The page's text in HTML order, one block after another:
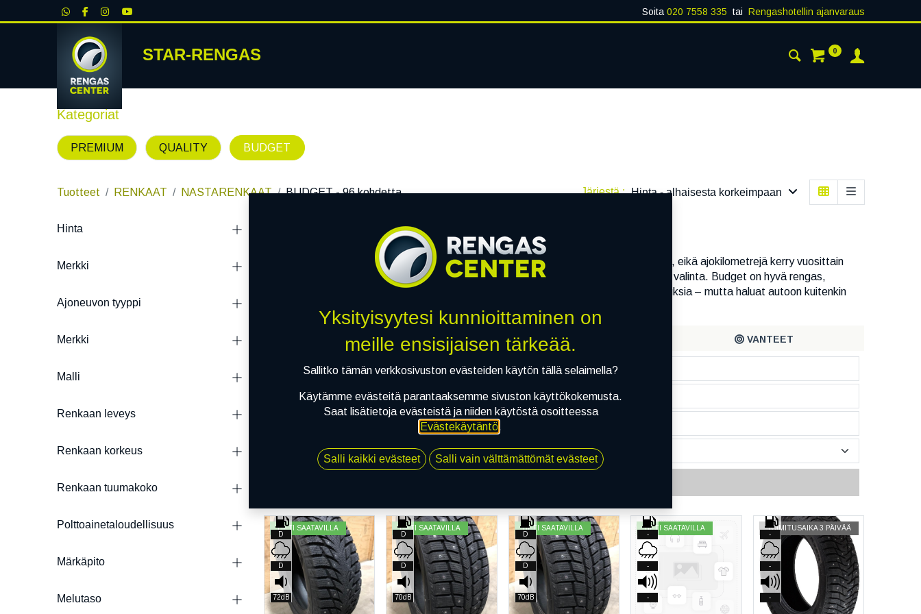
Soita 020 7558 335 tai Rengashotellin ajanvaraus
STAR-RENGAS 0
Kategoriat
PREMIUM QUALITY BUDGET
Tuotteet RENKAAT NASTARENKAAT BUDGET- 96 kohdetta Järjestä : Hinta - alhaisesta korkeimpaan
Hinta
Merkki
Ajoneuvon tyyppi
Merkki
Malli
Renkaan leveys
Renkaan korkeus
Renkaan tuumakoko
Polttoainetaloudellisuus
Märkäpito
Melutaso
Budget-nastarenkaat
Jos käytät autoa lähinnä lyhyisiin työmatkoihin, harrastusmenoihin tai kauppareissuille, eikä ajokilometrejä kerry vuosittain
turhan paljon ja ajo-olosuhteetkin ovat pääosin hyvät, on Budget-rengas sinulle paras valinta. Budget on hyvä rengas,
jos hinnalla on sinulle merkitystä ja et kaipaa renkaalta sen suurempia erityisominaisuuksia – mutta haluat autoon kuitenkin
AUTO RENKAAT VANTEET
HETI SAATAVILLA
D
D
72dB
HETI SAATAVILLA
D
D
70dB
HETI SAATAVILLA
D
D
70dB
HETI SAATAVILLA
-
-
-
TOIMITUSAIKA 3 PÄIVÄÄ
-
-
-
Yksityisyytesi kunnioittaminen on
meille ensisijaisen tärkeää.
Sallitko tämän verkkosivuston evästeiden käytön tällä selaimella?
Käytämme evästeitä parantaaksemme sivuston käyttökokemusta.
Saat lisätietoja evästeistä ja niiden käytöstä osoitteessa
Evästekäytäntö.
Salli kaikki evästeet Salli vain välttämättömät evästeet